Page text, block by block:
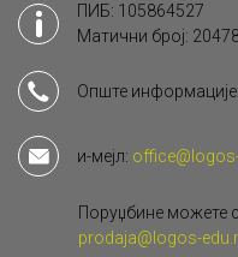
ПИБ: 105864527
Матични број:
Опште информације:
и-мејл:
Поруџбине можете
prodaja@logos-